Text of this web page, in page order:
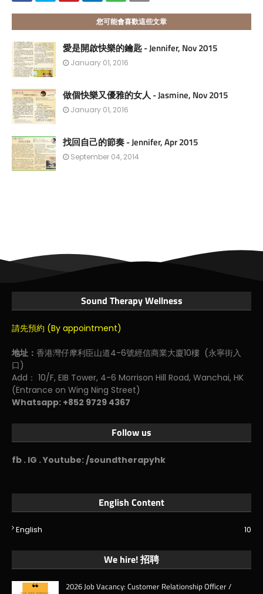
您可能會喜歡這些文章
愛是開啟快樂的鑰匙 - Jennifer, Nov 2015
January 01, 2016
做個快樂又優雅的女人 - Jasmine, Nov 2015
January 01, 2016
找回自己的節奏 - Jennifer, Apr 2015
September 04, 2014
Sound Therapy Wellness
請先預約 (By appointment)
地址： 香港灣仔摩利臣山道4-6號經信商業大廈10樓 (永寧街入
口)
Add： 10/F, EIB Tower, 4-6 Morrison Hill Road, Wanchai, HK
(Entrance on Wing Ning Street)
Whatsapp: +852 9729 4367
Follow us
fb . IG . Youtube: /soundtherapyhk
English Content
English 10
We hire! 招聘
2026 Job Vacancy: Customer Relationship Officer /